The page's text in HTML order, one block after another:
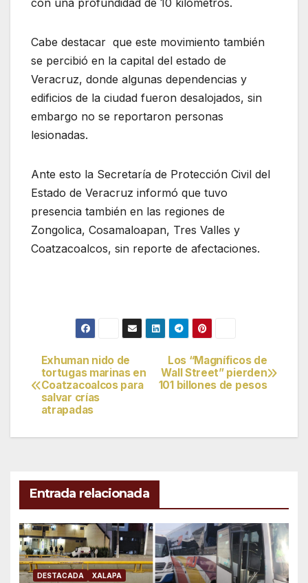
con una profundidad de 10 kilómetros.
Cabe destacar que este movimiento también
se percibió en la capital del estado de
Veracruz, donde algunas dependencias y
edificios de la ciudad fueron desalojados, sin
embargo no se reportaron personas
lesionadas.
Ante esto la Secretaría de Protección Civil del
Estado de Veracruz informó que tuvo
presencia también en las regiones de
Zongolica, Cosamaloapan, Tres Valles y
Coatzacoalcos, sin reporte de afectaciones.
Navegación
de
entradas
Los “Magníficos de
Wall Street” pierden
101 billones de pesos
Exhuman nido de
tortugas marinas en
Coatzacoalcos para
salvar crías
atrapadas
Entrada relacionada
DESTACADA XALAPA